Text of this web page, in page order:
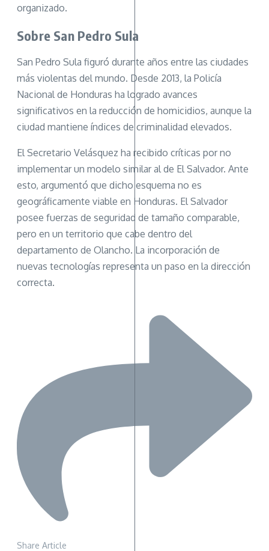
organizado.
Sobre San Pedro Sula
San Pedro Sula figuró durante años entre las ciudades
más violentas del mundo. Desde 2013, la Policía
Nacional de Honduras ha logrado avances
significativos en la reducción de homicidios, aunque la
ciudad mantiene índices de criminalidad elevados.
El Secretario Velásquez ha recibido críticas por no
implementar un modelo similar al de El Salvador. Ante
esto, argumentó que dicho esquema no es
geográficamente viable en Honduras. El Salvador
posee fuerzas de seguridad de tamaño comparable,
pero en un territorio que cabe dentro del
departamento de Olancho. La incorporación de
nuevas tecnologías representa un paso en la dirección
correcta.
Share Article